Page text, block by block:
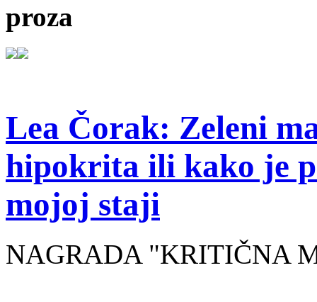
proza
Lea Čorak: Zeleni
hipokrita ili kako je
mojoj staji
NAGRADA "KRITIČNA